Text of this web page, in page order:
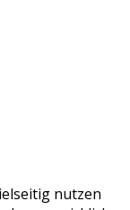
nutzen